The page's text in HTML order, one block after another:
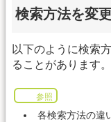
検索方法を変
以下のように検索
ることがあります。
参照
各検索方法の違